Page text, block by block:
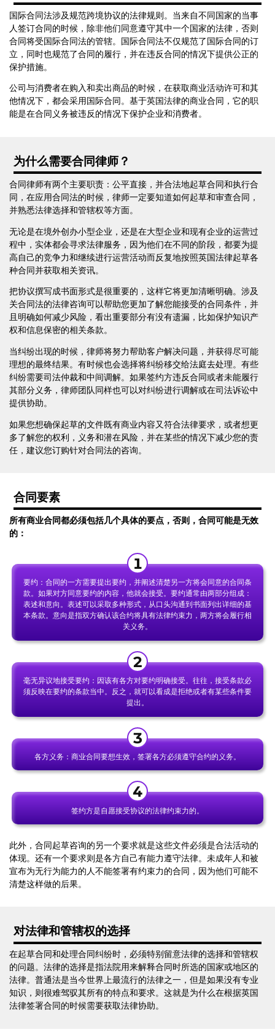
国际合同法涉及规范跨境协议的法律规则。当来自不同国家的当事
人签订合同的时候，除非他们同意遵守其中一个国家的法律，否则
合同将受国际合同法的管辖。国际合同法不仅规范了国际合同的订
立，同时也规范了合同的履行，并在违反合同的情况下提供公正的
保护措施。
公司与消费者在购入和卖出商品的时候，在获取商业活动许可和其
他情况下，都会采用国际合同。基于英国法律的商业合同，它的职
能是在合同义务被违反的情况下保护企业和消费者。
为什么需要合同律师？
合同律师有两个主要职责：公平直接，并合法地起草合同和执行合
同，在应用合同法的时候，律师一定要知道如何起草和审查合同，
并熟悉法律选择和管辖权等方面。
无论是在境外创办小型企业，还是在大型企业和现有企业的运营过
程中，实体都会寻求法律服务，因为他们在不同的阶段，都要为提
高自己的竞争力和继续进行运营活动而反复地按照英国法律起草各
种合同并获取相关资讯。
把协议撰写成书面形式是很重要的，这样它将更加清晰明确。涉及
关合同法的法律咨询可以帮助您更加了解您能接受的合同条件，并
且明确如何减少风险，看出重要部分有没有遗漏，比如保护知识产
权和信息保密的相关条款。
当纠纷出现的时候，律师将努力帮助客户解决问题，并获得尽可能
理想的最终结果。有时候也会选择将纠纷移交给法庭去处理。有些
纠纷需要司法仲裁和中间调解。如果签约方违反合同或者未能履行
其部分义务，律师团队同样也可以对纠纷进行调解或在司法诉讼中
提供协助。
如果您想确保起草的文件既有商业内容又符合法律要求，或者想更
多了解您的权利，义务和潜在风险，并在某些的情况下减少您的责
任，建议您订购针对合同法的咨询。
合同要素
所有商业合同都必须包括几个具体的要点，否则，合同可能是无效
的：
要约：合同的一方需要提出要约，并阐述清楚另一方将会同意的合同条
款。如果对方同意要约的内容，他就会接受。要约通常由两部分组成：
表述和意向。表述可以采取多种形式，从口头沟通到书面列出详细的基
本条款。意向是指双方确认该合约将具有法律约束力，两方将会履行相
关义务。
毫无异议地接受要约：因该有各方对要约明确接受。往往，接受条款必
须反映在要约的条款当中。反之，就可以看成是拒绝或者有某些条件要
提出。
各方义务：商业合同要想生效，签署各方必须遵守合约的义务。
签约方是自愿接受协议的法律约束力的。
此外，合同起草咨询的另一个要求就是这些文件必须是合法活动的
体现。还有一个要求则是各方自己有能力遵守法律。未成年人和被
宣布为无行为能力的人不能签署有约束力的合同，因为他们可能不
清楚这样做的后果。
对法律和管辖权的选择
在起草合同和处理合同纠纷时，必须特别留意法律的选择和管辖权
的问题。法律的选择是指法院用来解释合同时所选的国家或地区的
法律。普通法是当今世界上最流行的法律之一，但是如果没有专业
知识，则很难驾驭其所有的特点和要求。这就是为什么在根据英国
法律签署合同的时候需要获取法律协助。